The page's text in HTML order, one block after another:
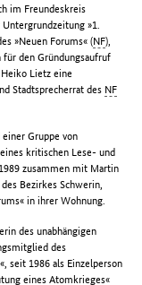
im Freundeskreis
»1.
»Neuen Forums« (NF),
den Gründungsaufruf
Lietz eine
Stadtsprecherrat des NF
Gruppe von
kritischen Lese- und
zusammen mit Martin
Bezirkes Schwerin,
in ihrer Wohnung.
des unabhängigen
des
seit 1986 als Einzelperson
eines Atomkrieges«